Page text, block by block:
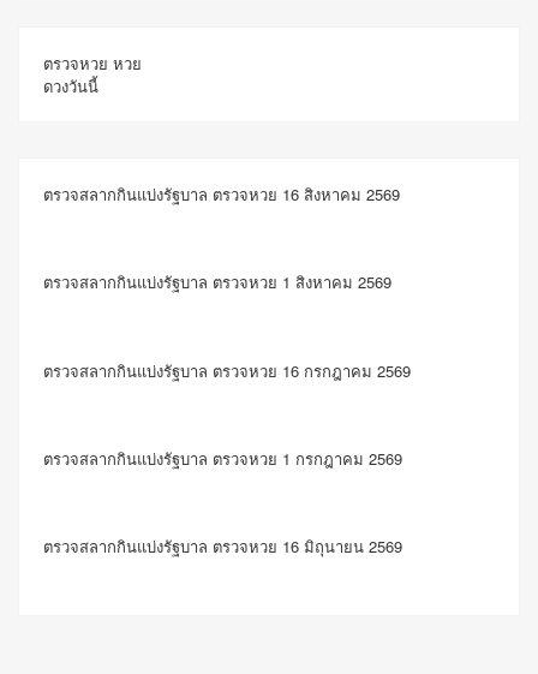
ตรวจหวย หวย
ดวงวันนี้
ตรวจสลากกินแบ่งรัฐบาล ตรวจหวย 16 สิงหาคม 2569
ตรวจสลากกินแบ่งรัฐบาล ตรวจหวย 1 สิงหาคม 2569
ตรวจสลากกินแบ่งรัฐบาล ตรวจหวย 16 กรกฎาคม 2569
ตรวจสลากกินแบ่งรัฐบาล ตรวจหวย 1 กรกฎาคม 2569
ตรวจสลากกินแบ่งรัฐบาล ตรวจหวย 16 มิถุนายน 2569